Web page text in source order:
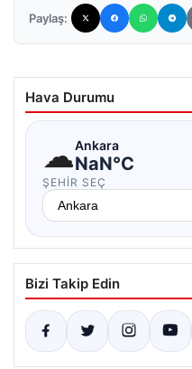
Paylaş:
Hava Durumu
☁Ankara
NaN°C
ŞEHIR SEÇ
Bizi Takip Edin